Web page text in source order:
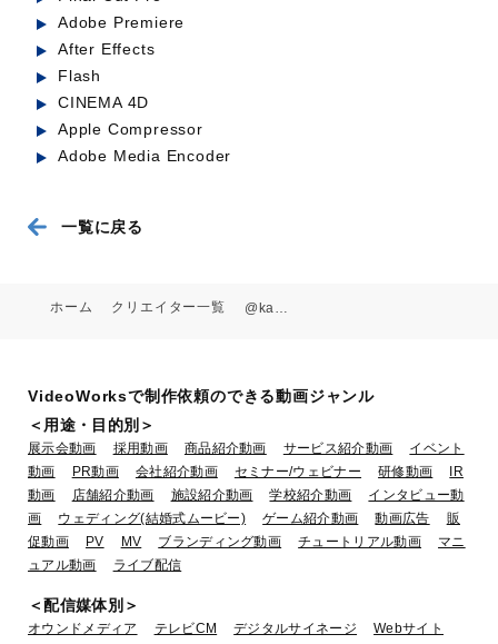
株式会社ツウ゛ァイ（フ゛ランテ゛
ィンク゛動画+サーヒ゛ス紹介動画）
業種：人材・教育
Adobe Premiere
After Effects
Flash
CINEMA 4D
Apple Compressor
Adobe Media Encoder
一覧に戻る
ホーム クリエイター一覧 @kamada
VideoWorksで制作依頼のできる動画ジャンル
＜用途・目的別＞
展示会動画 採用動画 商品紹介動画 サービス紹介動画
イベント
動画
PR動画 会社紹介動画 セミナー/ウェビナー 研修動画
IR
動画
店舗紹介動画 施設紹介動画 学校紹介動画
インタビュー動
画
ウェディング(結婚式ムービー) ゲーム紹介動画 動画広告
販
促動画
PV MV ブランディング動画 チュートリアル動画
マニ
ュアル動画
ライブ配信
＜配信媒体別＞
オウンドメディア テレビCM デジタルサイネージ
Webサイト